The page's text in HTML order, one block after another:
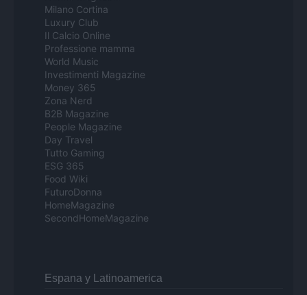
Milano Cortina
Luxury Club
Il Calcio Online
Professione mamma
World Music
Investimenti Magazine
Money 365
Zona Nerd
B2B Magazine
People Magazine
Day Travel
Tutto Gaming
ESG 365
Food Wiki
FuturoDonna
HomeMagazine
SecondHomeMagazine
Espana y Latinoamerica